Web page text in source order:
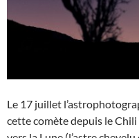
Le 17 juillet
cette comète depuis le